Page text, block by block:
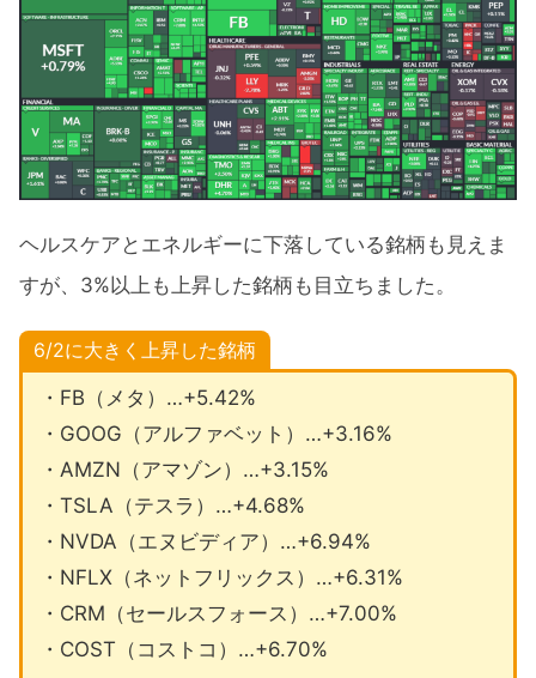
ヘルスケアとエネルギーに下落している銘柄も見えま
すが、3%以上も上昇した銘柄も目立ちました。
6/2に大きく上昇した銘柄
・FB（メタ）…+5.42%
・GOOG（アルファベット）…+3.16%
・AMZN（アマゾン）…+3.15%
・TSLA（テスラ）…+4.68%
・NVDA（エヌビディア）…+6.94%
・NFLX（ネットフリックス）…+6.31%
・CRM（セールスフォース）…+7.00%
・COST（コストコ）…+6.70%